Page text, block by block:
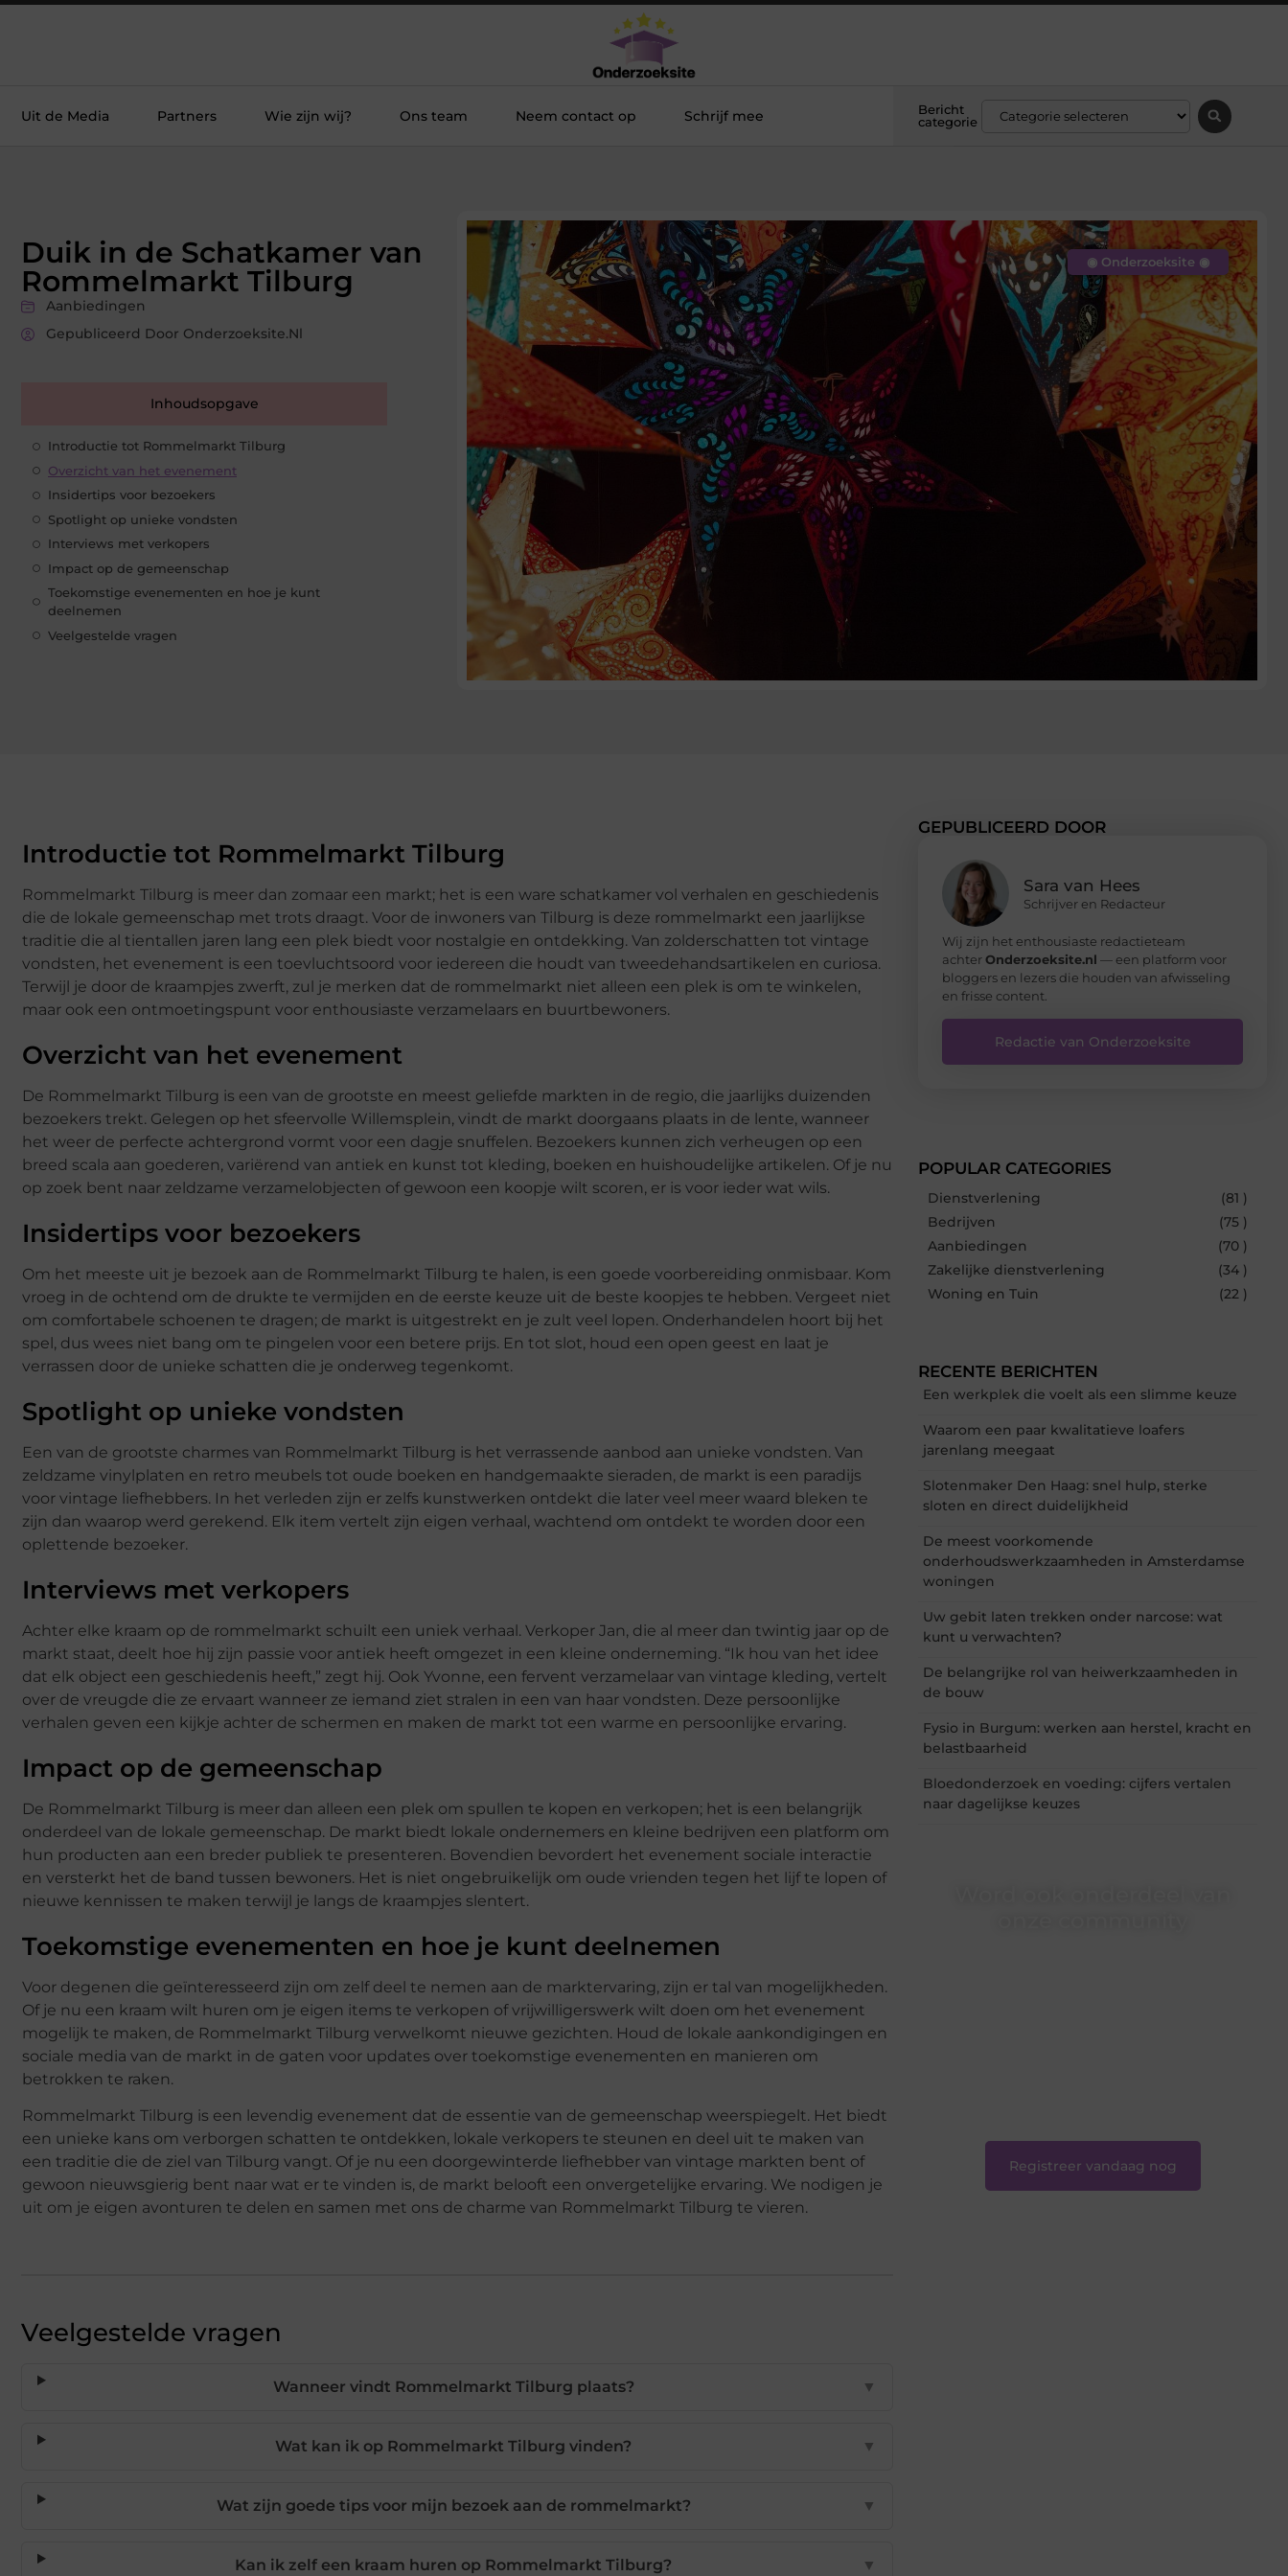
Uit de Media Partners Wie zijn wij? Ons team Neem contact op Schrijf mee
Bericht
categorie
Duik in de Schatkamer van
Rommelmarkt Tilburg
Aanbiedingen
Gepubliceerd Door Onderzoeksite.nl
Inhoudsopgave
Introductie tot Rommelmarkt Tilburg
Overzicht van het evenement
Insidertips voor bezoekers
Spotlight op unieke vondsten
Interviews met verkopers
Impact op de gemeenschap
Toekomstige evenementen en hoe je kunt
deelnemen
Veelgestelde vragen
◉ Onderzoeksite ◉
Introductie tot Rommelmarkt Tilburg
Rommelmarkt Tilburg is meer dan zomaar een markt; het is een ware schatkamer vol verhalen en geschiedenis
die de lokale gemeenschap met trots draagt. Voor de inwoners van Tilburg is deze rommelmarkt een jaarlijkse
traditie die al tientallen jaren lang een plek biedt voor nostalgie en ontdekking. Van zolderschatten tot vintage
vondsten, het evenement is een toevluchtsoord voor iedereen die houdt van tweedehandsartikelen en curiosa.
Terwijl je door de kraampjes zwerft, zul je merken dat de rommelmarkt niet alleen een plek is om te winkelen,
maar ook een ontmoetingspunt voor enthousiaste verzamelaars en buurtbewoners.
Overzicht van het evenement
De Rommelmarkt Tilburg is een van de grootste en meest geliefde markten in de regio, die jaarlijks duizenden
bezoekers trekt. Gelegen op het sfeervolle Willemsplein, vindt de markt doorgaans plaats in de lente, wanneer
het weer de perfecte achtergrond vormt voor een dagje snuffelen. Bezoekers kunnen zich verheugen op een
breed scala aan goederen, variërend van antiek en kunst tot kleding, boeken en huishoudelijke artikelen. Of je nu
op zoek bent naar zeldzame verzamelobjecten of gewoon een koopje wilt scoren, er is voor ieder wat wils.
Insidertips voor bezoekers
Om het meeste uit je bezoek aan de Rommelmarkt Tilburg te halen, is een goede voorbereiding onmisbaar. Kom
vroeg in de ochtend om de drukte te vermijden en de eerste keuze uit de beste koopjes te hebben. Vergeet niet
om comfortabele schoenen te dragen; de markt is uitgestrekt en je zult veel lopen. Onderhandelen hoort bij het
spel, dus wees niet bang om te pingelen voor een betere prijs. En tot slot, houd een open geest en laat je
verrassen door de unieke schatten die je onderweg tegenkomt.
Spotlight op unieke vondsten
Een van de grootste charmes van Rommelmarkt Tilburg is het verrassende aanbod aan unieke vondsten. Van
zeldzame vinylplaten en retro meubels tot oude boeken en handgemaakte sieraden, de markt is een paradijs
voor vintage liefhebbers. In het verleden zijn er zelfs kunstwerken ontdekt die later veel meer waard bleken te
zijn dan waarop werd gerekend. Elk item vertelt zijn eigen verhaal, wachtend om ontdekt te worden door een
oplettende bezoeker.
Interviews met verkopers
Achter elke kraam op de rommelmarkt schuilt een uniek verhaal. Verkoper Jan, die al meer dan twintig jaar op de
markt staat, deelt hoe hij zijn passie voor antiek heeft omgezet in een kleine onderneming. “Ik hou van het idee
dat elk object een geschiedenis heeft,” zegt hij. Ook Yvonne, een fervent verzamelaar van vintage kleding, vertelt
over de vreugde die ze ervaart wanneer ze iemand ziet stralen in een van haar vondsten. Deze persoonlijke
verhalen geven een kijkje achter de schermen en maken de markt tot een warme en persoonlijke ervaring.
Impact op de gemeenschap
De Rommelmarkt Tilburg is meer dan alleen een plek om spullen te kopen en verkopen; het is een belangrijk
onderdeel van de lokale gemeenschap. De markt biedt lokale ondernemers en kleine bedrijven een platform om
hun producten aan een breder publiek te presenteren. Bovendien bevordert het evenement sociale interactie
en versterkt het de band tussen bewoners. Het is niet ongebruikelijk om oude vrienden tegen het lijf te lopen of
nieuwe kennissen te maken terwijl je langs de kraampjes slentert.
Toekomstige evenementen en hoe je kunt deelnemen
Voor degenen die geïnteresseerd zijn om zelf deel te nemen aan de marktervaring, zijn er tal van mogelijkheden.
Of je nu een kraam wilt huren om je eigen items te verkopen of vrijwilligerswerk wilt doen om het evenement
mogelijk te maken, de Rommelmarkt Tilburg verwelkomt nieuwe gezichten. Houd de lokale aankondigingen en
sociale media van de markt in de gaten voor updates over toekomstige evenementen en manieren om
betrokken te raken.
Rommelmarkt Tilburg is een levendig evenement dat de essentie van de gemeenschap weerspiegelt. Het biedt
een unieke kans om verborgen schatten te ontdekken, lokale verkopers te steunen en deel uit te maken van
een traditie die de ziel van Tilburg vangt. Of je nu een doorgewinterde liefhebber van vintage markten bent of
gewoon nieuwsgierig bent naar wat er te vinden is, de markt belooft een onvergetelijke ervaring. We nodigen je
uit om je eigen avonturen te delen en samen met ons de charme van Rommelmarkt Tilburg te vieren.
Veelgestelde vragen
Wanneer vindt Rommelmarkt Tilburg plaats? ▼
Wat kan ik op Rommelmarkt Tilburg vinden? ▼
Wat zijn goede tips voor mijn bezoek aan de rommelmarkt? ▼
Kan ik zelf een kraam huren op Rommelmarkt Tilburg? ▼
GEPUBLICEERD DOOR
Sara van Hees
Schrijver en Redacteur
Wij zijn het enthousiaste redactieteam
achterOnderzoeksite.nl — een platform voor
bloggers en lezers die houden van afwisseling
en frisse content.
Redactie van Onderzoeksite
POPULAR CATEGORIES
Dienstverlening
(81 )
Bedrijven
(75 )
Aanbiedingen
(70 )
Zakelijke dienstverlening
(34 )
Woning en Tuin
(22 )
RECENTE BERICHTEN
Een werkplek die voelt als een slimme keuze
Waarom een paar kwalitatieve loafers
jarenlang meegaat
Slotenmaker Den Haag: snel hulp, sterke
sloten en direct duidelijkheid
De meest voorkomende
onderhoudswerkzaamheden in Amsterdamse
woningen
Uw gebit laten trekken onder narcose: wat
kunt u verwachten?
De belangrijke rol van heiwerkzaamheden in
de bouw
Fysio in Burgum: werken aan herstel, kracht en
belastbaarheid
Bloedonderzoek en voeding: cijfers vertalen
naar dagelijkse keuzes
Registreer vandaag nog